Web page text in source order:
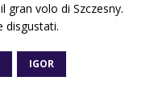
gran volo di Szczesny.
disgustati.
IGOR